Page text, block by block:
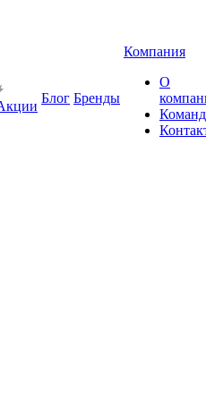
Блог Бренды
Компания
О